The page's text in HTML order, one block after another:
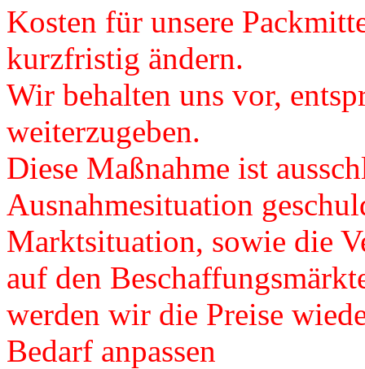
Kosten für unsere
kurzfristig ändern.
Wir behalten uns vor,
weiterzugeben.
Diese Maßnahme ist
Ausnahmesituation
Marktsituation, sowie die
auf den
werden wir die Preise
Bedarf anpassen